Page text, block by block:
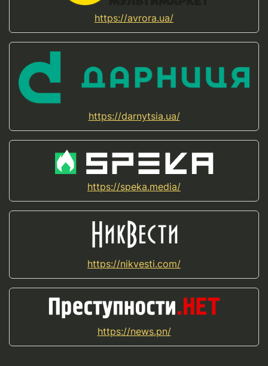
https://avrora.ua/
https://darnytsia.ua/
https://speka.media/
https://nikvesti.com/
https://news.pn/